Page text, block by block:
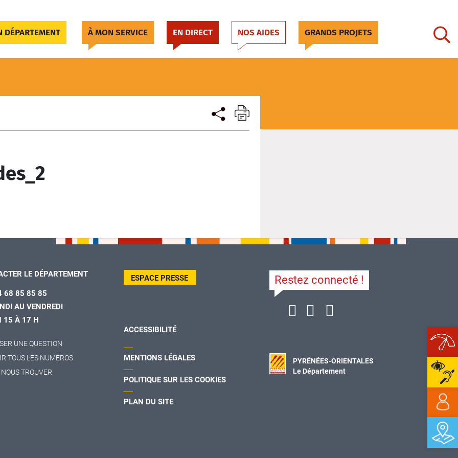
DÉPARTEMENT À MON SERVICE EN DIRECT NOS AIDES GRANDS PROJETS
LE DÉPARTEMENT
68 85 85 85
AU VENDREDI
15 À 17 H
UNE QUESTION
TOUS LES NUMÉROS
NOUS TROUVER
ESPACE PRESSE
ACCESSIBILITÉ
MENTIONS LÉGALES
POLITIQUE SUR LES COOKIES
PLAN DU SITE
Restez connecté !
PYRÉNÉES-ORIENTALES
Le Département